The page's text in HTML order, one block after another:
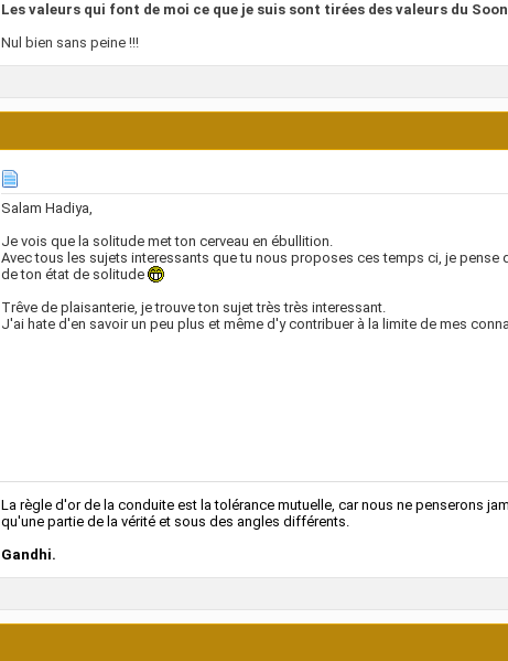
Les valeurs qui font de moi ce que je suis sont tirées des valeurs du
Nul bien sans peine !!!
Salam Hadiya,
Je vois que la solitude met ton cerveau en ébullition.
Avec tous les sujets interessants que tu nous proposes ces temps ci, je pense
de ton état de solitude
Trêve de plaisanterie, je trouve ton sujet très très interessant.
J'ai hate d'en savoir un peu plus et même d'y contribuer à la limite de mes
La règle d'or de la conduite est la tolérance mutuelle, car nous ne penserons
qu'une partie de la vérité et sous des angles différents.
Gandhi.